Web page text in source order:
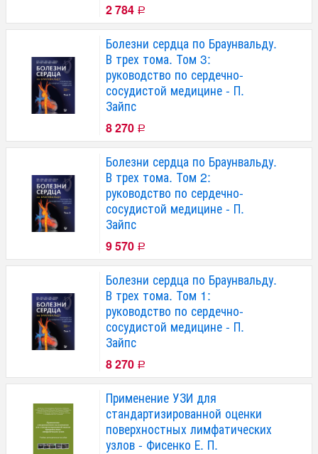
2 784 Р
Болезни сердца по Браунвальду.
В трех тома. Том 3:
руководство по сердечно-
сосудистой медицине - П.
Зайпс
8 270 Р
Болезни сердца по Браунвальду.
В трех тома. Том 2:
руководство по сердечно-
сосудистой медицине - П.
Зайпс
9 570 Р
Болезни сердца по Браунвальду.
В трех тома. Том 1:
руководство по сердечно-
сосудистой медицине - П.
Зайпс
8 270 Р
Применение УЗИ для
стандартизированной оценки
поверхностных лимфатических
узлов - Фисенко Е. П.